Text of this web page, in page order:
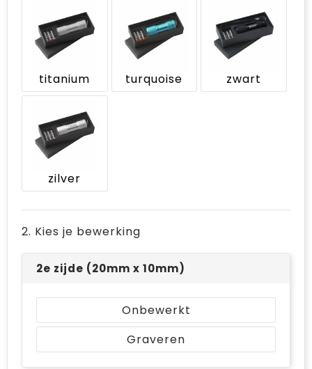
Bodywarmers
Ondergoed en Sokken
Ademhalingsbescherming
Jute tassen
Laptop hoezen en tassen
Schoudertassen
Tablettassen
titanium turquoise zwart
zilver
2. Kies je bewerking
2e zijde (20mm x 10mm)
Onbewerkt
Graveren